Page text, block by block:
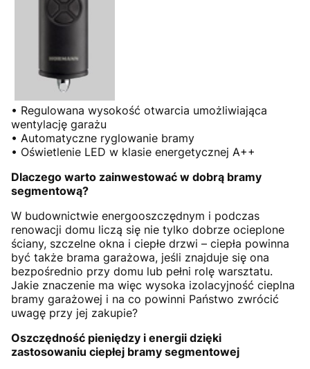
• Regulowana wysokość otwarcia umożliwiająca
wentylację garażu
• Automatyczne ryglowanie bramy
• Oświetlenie LED w klasie energetycznej A++
Dlaczego warto zainwestować w dobrą bramy
segmentową?
W budownictwie energooszczędnym i podczas
renowacji domu liczą się nie tylko dobrze ocieplone
ściany, szczelne okna i ciepłe drzwi – ciepła powinna
być także brama garażowa, jeśli znajduje się ona
bezpośrednio przy domu lub pełni rolę warsztatu.
Jakie znaczenie ma więc wysoka izolacyjność cieplna
bramy garażowej i na co powinni Państwo zwrócić
uwagę przy jej zakupie?
Oszczędność pieniędzy i energii dzięki
zastosowaniu ciepłej bramy segmentowej